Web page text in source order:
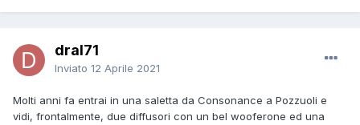
dral71
Inviato 12 Aprile 2021
Molti anni fa entrai in una saletta da Consonance a Pozzuoli e
vidi, frontalmente, due diffusori con un bel wooferone ed una